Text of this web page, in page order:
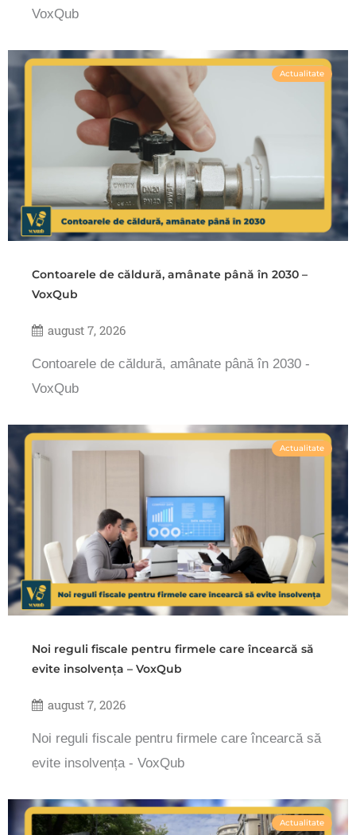
VoxQub
Actualitate
Contoarele de căldură, amânate până în 2030 –
VoxQub
august 7, 2026
Contoarele de căldură, amânate până în 2030 -
VoxQub
Actualitate
Noi reguli fiscale pentru firmele care încearcă să
evite insolvența – VoxQub
august 7, 2026
Noi reguli fiscale pentru firmele care încearcă să
evite insolvența - VoxQub
Actualitate